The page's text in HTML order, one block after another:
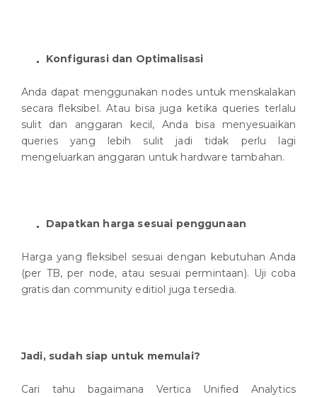
Konfigurasi dan Optimalisasi
Anda dapat menggunakan nodes untuk menskalakan
secara fleksibel. Atau bisa juga ketika queries terlalu
sulit dan anggaran kecil, Anda bisa menyesuaikan
queries yang lebih sulit jadi tidak perlu lagi
mengeluarkan anggaran untuk hardware tambahan.
Dapatkan harga sesuai penggunaan
Harga yang fleksibel sesuai dengan kebutuhan Anda
(per TB, per node, atau sesuai permintaan). Uji coba
gratis dan community editiol juga tersedia.
Jadi, sudah siap untuk memulai?
Cari tahu bagaimana Vertica Unified Analytics